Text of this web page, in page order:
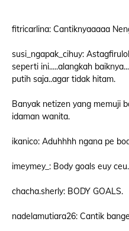
fitricarlina: Cantiknyaaaaa
susi_ngapak_cihuy:
seperti ini.....alangkah
putih saja..agar tidak hitam.
Banyak netizen yang memuji
idaman wanita.
ikanico: Aduhhhh ngana pe
imeymey_: Body goals euy ceu.
chacha.sherly: BODY GOALS.
nadelamutiara26: Cantik